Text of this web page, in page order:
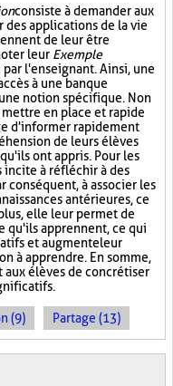
consiste à demander aux
des applications de la vie
de leur être
leur Exemple
l'enseignant. Ainsi, une
à une banque
notion spécifique. Non
en place et rapide
d'informer rapidement
de leurs élèves
ont appris. Pour les
à réfléchir à des
conséquent, à associer les
antérieures, ce
elle leur permet de
qu'ils apprennent, ce qui
et augmente leur
à apprendre. En somme,
élèves de concrétiser
(9) Partage (13)